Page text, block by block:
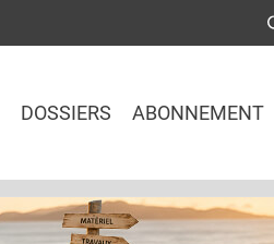
DOSSIERS ABONNEMENT